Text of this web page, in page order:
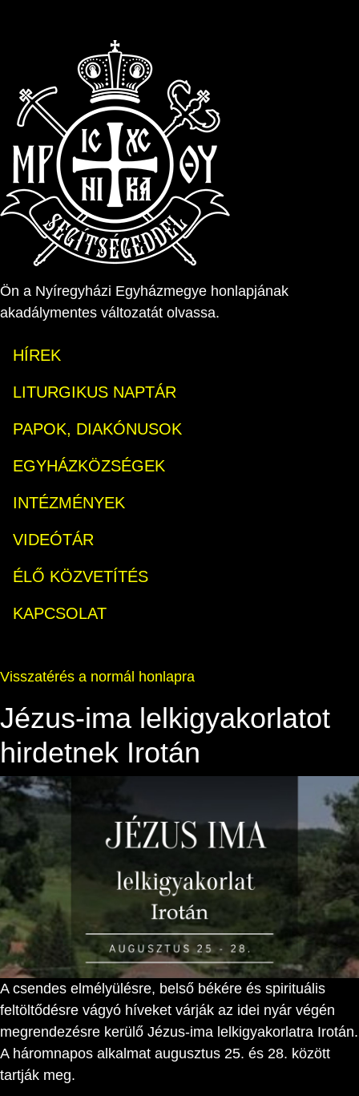
Ön a Nyíregyházi Egyházmegye honlapjának
akadálymentes változatát olvassa.
HÍREK
LITURGIKUS NAPTÁR
PAPOK, DIAKÓNUSOK
EGYHÁZKÖZSÉGEK
INTÉZMÉNYEK
VIDEÓTÁR
ÉLŐ KÖZVETÍTÉS
KAPCSOLAT
Visszatérés a normál honlapra
Jézus-ima lelkigyakorlatot
hirdetnek Irotán
A csendes elmélyülésre, belső békére és spirituális
feltöltődésre vágyó híveket várják az idei nyár végén
megrendezésre kerülő Jézus-ima lelkigyakorlatra Irotán.
A háromnapos alkalmat augusztus 25. és 28. között
tartják meg.